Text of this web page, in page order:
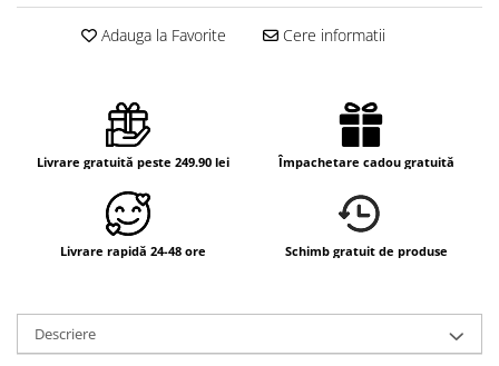
Adauga la Favorite Cere informatii
Livrare gratuită peste 249.90 lei Împachetare cadou gratuită
Livrare rapidă 24-48 ore Schimb gratuit de produse
Descriere